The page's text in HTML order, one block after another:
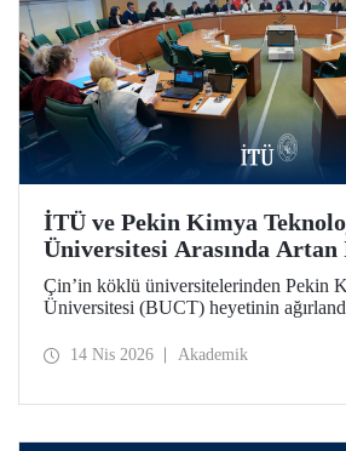
İTÜ ve Pekin Kimya
Üniversitesi Arasında
Çin’in köklü üniversitelerinden Pekin
Üniversitesi (BUCT) heyetinin
imzalandı.
14 Nis 2026 Akademik